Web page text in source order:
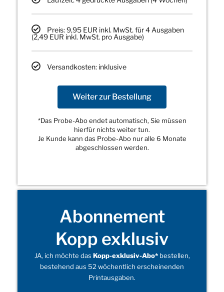
Preis: 9,95 EUR inkl. MwSt. für 4 Ausgaben
(2,49 EUR inkl. MwSt. pro Ausgabe)
Versandkosten: inklusive
Weiter zur Bestellung
*Das Probe-Abo endet automatisch, Sie müssen
hierfür nichts weiter tun.
Je Kunde kann das Probe-Abo nur alle 6 Monate
abgeschlossen werden.
Abonnement
Kopp exklusiv
JA, ich möchte das Kopp-exklusiv-Abo*bestellen,
bestehend aus 52 wöchentlich erscheinenden
Printausgaben.